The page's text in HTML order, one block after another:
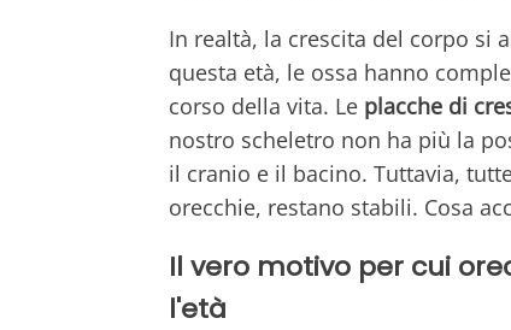
In realtà, la crescita del corpo si
questa età, le ossa hanno
corso della vita. Le placche di
nostro scheletro non ha più la
il cranio e il bacino. Tuttavia,
orecchie, restano stabili. Cosa
Il vero motivo per cui
l'età